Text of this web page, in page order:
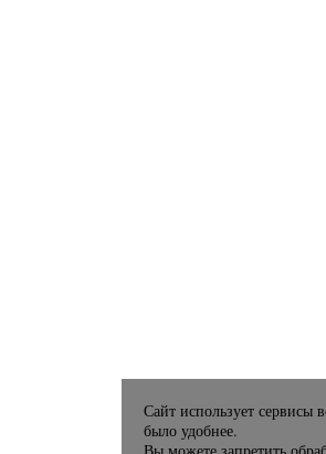
Сайт использует сервисы
было удобнее.